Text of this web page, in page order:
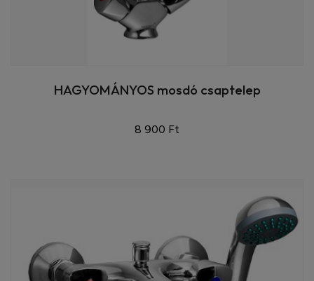
HAGYOMÁNYOS mosdó csaptelep
8 900 Ft